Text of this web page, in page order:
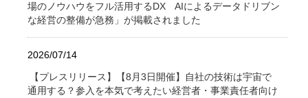
場のノウハウをフル活用するDX AIによるデータドリブン
な経営の整備が急務」が掲載されました
2026/07/14
【プレスリリース】【8月3日開催】自社の技術は宇宙で
通用する？参入を本気で考えたい経営者・事業責任者向け